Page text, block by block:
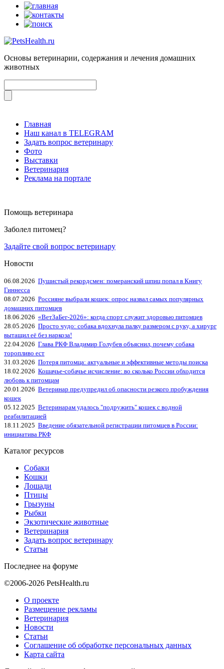
Основы ветеринарии, содержания и лечения домашних
животных
Главная
Наш канал в TELEGRAM
Задать вопрос ветеринару
Фото
Выставки
Ветеринария
Реклама на портале
Помощь ветеринара
Заболел питомец?
Задайте свой вопрос ветеринару
Новости
06.08.2026 Пушистый рекордсмен: померанский шпиц попал в Книгу
Гиннесса
08.07.2026 Россияне выбрали кошек: опрос назвал самых популярных
домашних питомцев
18.06.2026 «ВетЗаБег‑2026»: когда спорт служит здоровью питомцев
28.05.2026 Просто чудо: собака вдохнула палку размером с руку, а хирург
вытащил её без наркоза!
22.04.2026 Глава РКФ Владимир Голубев объяснил, почему собака
торопливо ест
31.03.2026 Потеря питомца: актуальные и эффективные методы поиска
18.02.2026 Кошачье-собачье исчисление: во сколько России обходится
любовь к питомцам
20.01.2026 Ветеринар предупредил об опасности резкого пробуждения
кошек
05.12.2025 Ветеринарам удалось "подружить" кошек с водной
реабилитацией
18.11.2025 Введение обязательной регистрации питомцев в России:
инициатива РКФ
Каталог ресурсов
Собаки
Кошки
Лошади
Птицы
Грызуны
Рыбки
Экзотические животные
Ветеринария
Задать вопрос ветеринару
Статьи
Последнее на форуме
©2006-2026 PetsHealth.ru
О проекте
Размещение рекламы
Ветеринария
Новости
Статьи
Соглашение об обработке персональных данных
Карта сайта